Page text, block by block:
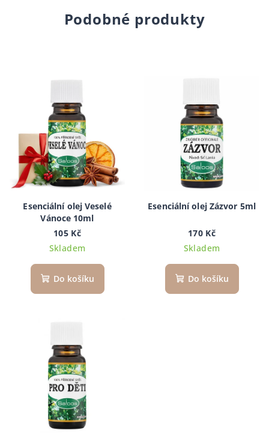
Podobné produkty
Esenciální olej Veselé
Vánoce 10ml
105 Kč
Skladem
Do košíku
Esenciální olej Zázvor 5ml
170 Kč
Skladem
Do košíku